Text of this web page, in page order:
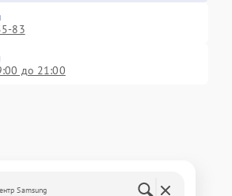
83
до 21:00
Samsung